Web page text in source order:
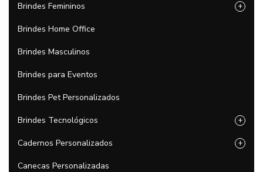
Brindes Femininos +
Brindes Home Office
Brindes Masculinos
Brindes para Eventos
Brindes Pet Personalizados
Brindes Tecnológicos +
Cadernos Personalizados +
Canecas Personalizadas